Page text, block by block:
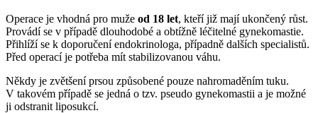
Operace je vhodná pro muže od 18 let, kteří již mají ukončený růst.
Provádí se v případě dlouhodobé a obtížně léčitelné gynekomastie.
Přihlíží se k doporučení endokrinologa, případně dalších specialistů.
Před operací je potřeba mít stabilizovanou váhu.
Někdy je zvětšení prsou způsobené pouze nahromaděním tuku.
V takovém případě se jedná o tzv. pseudo gynekomastii a je možné
ji odstranit liposukcí.